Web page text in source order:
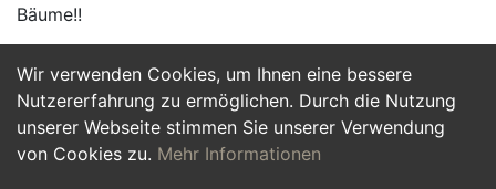
Wir verwenden Cookies, um Ihnen eine bessere
Nutzererfahrung zu ermöglichen. Durch die Nutzung
unserer Webseite stimmen Sie unserer Verwendung
von Cookies zu. Mehr Informationen
Bäume!!
Jetzt Bewerben